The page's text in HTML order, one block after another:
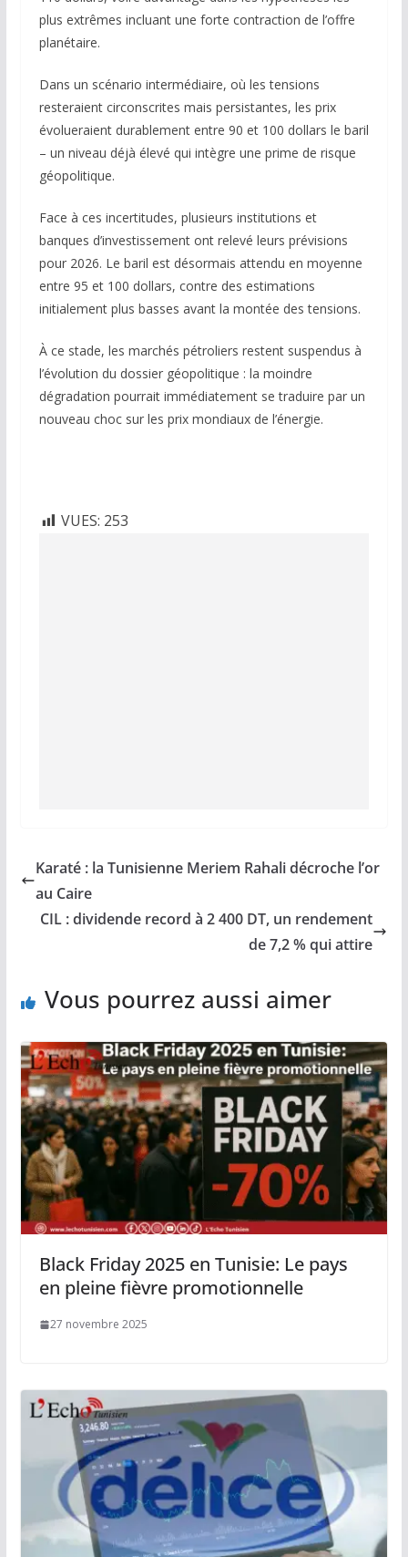
plus extrêmes incluant une forte contraction de l’offre
planétaire.
Dans un scénario intermédiaire, où les tensions
resteraient circonscrites mais persistantes, les prix
évolueraient durablement entre 90 et 100 dollars le baril
– un niveau déjà élevé qui intègre une prime de risque
géopolitique.
Face à ces incertitudes, plusieurs institutions et
banques d’investissement ont relevé leurs prévisions
pour 2026. Le baril est désormais attendu en moyenne
entre 95 et 100 dollars, contre des estimations
initialement plus basses avant la montée des tensions.
À ce stade, les marchés pétroliers restent suspendus à
l’évolution du dossier géopolitique : la moindre
dégradation pourrait immédiatement se traduire par un
nouveau choc sur les prix mondiaux de l’énergie.
VUES: 253
Karaté : la Tunisienne Meriem Rahali décroche l’or
au Caire
CIL : dividende record à 2 400 DT, un rendement
de 7,2 % qui attire
Vous pourrez aussi aimer
Black Friday 2025 en Tunisie: Le pays
en pleine fièvre promotionnelle
27 novembre 2025